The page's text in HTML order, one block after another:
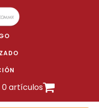
0 artículos